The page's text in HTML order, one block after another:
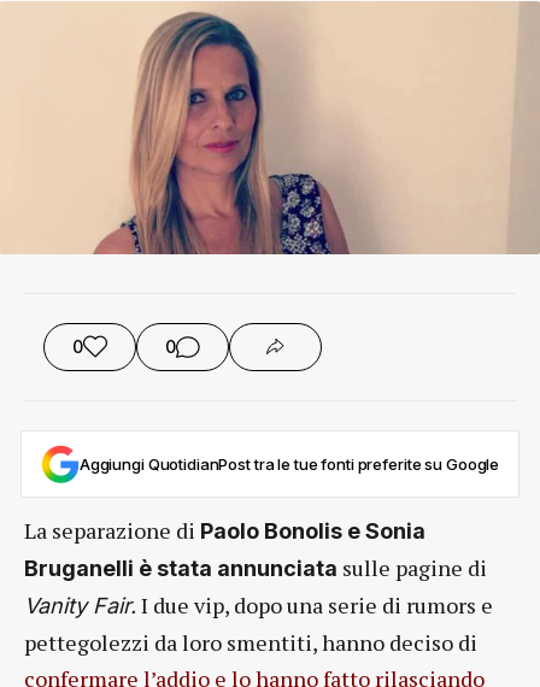
0 0
Aggiungi QuotidianPost tra le tue fonti preferite su Google
La separazione di Paolo Bonolis e Sonia
Bruganelli è stata annunciata sulle pagine di
Vanity Fair. I due vip, dopo una serie di rumors e
pettegolezzi da loro smentiti, hanno deciso di
confermare l’addio e lo hanno fatto rilasciando